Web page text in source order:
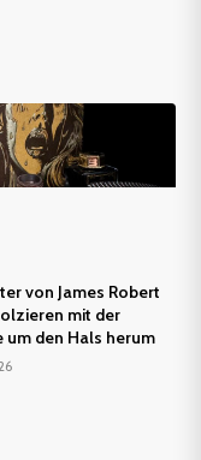
von James Robert
mit der
um den Hals herum